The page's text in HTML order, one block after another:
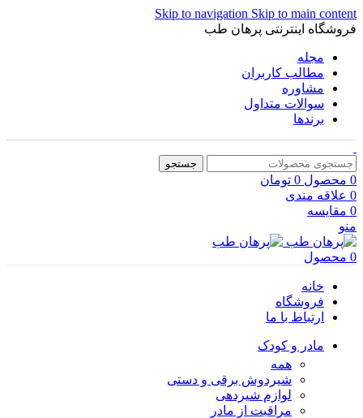
Skip to navigation Skip to main content
فروشگاه اینترنتی پرهان طب
مجله
مطالب کاربران
مشاوره
سوالات متداول
برندها
جستجو
0 محصول 0 تومان
0 علاقه مندی
0 مقایسه
منو
0 محصول
خانه
فروشگاه
ارتباط با ما
مادر و کودک
همه
شیردوش برقی و دستی
لوازم شیردهی
مراقبت از مادر